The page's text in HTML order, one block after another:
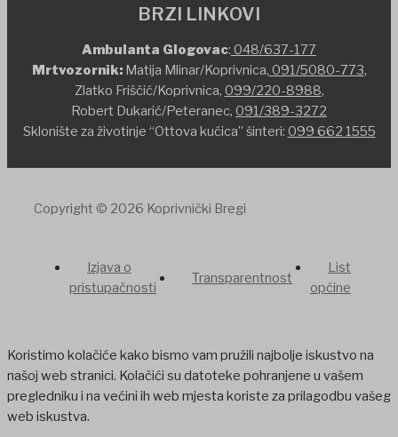
BRZI LINKOVI
Ambulanta Glogovac: 048/637-177
Mrtvozornik:Matija Mlinar/Koprivnica, 091/5080-773,
Zlatko Friščić/Koprivnica, 099/220-8988,
Robert Dukarić/Peteranec, 091/389-3272
Sklonište za životinje “Ottova kućica” šinteri: 099 662 1555
Copyright © 2026 Koprivnički Bregi
Izjava o
pristupačnosti
Transparentnost
List
općine
Koristimo kolačiće kako bismo vam pružili najbolje iskustvo na
našoj web stranici. Kolačići su datoteke pohranjene u vašem
pregledniku i na većini ih web mjesta koriste za prilagodbu vašeg
web iskustva.